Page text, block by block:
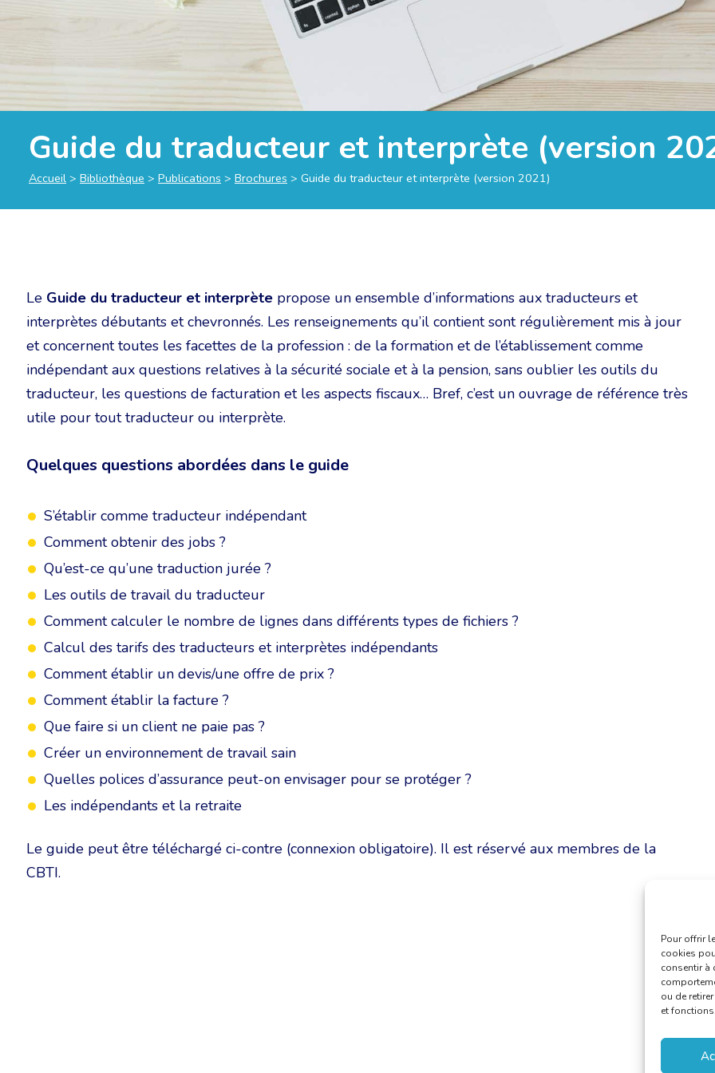
Pour offrir
cookies
consentir à
ou de
et
Guide du traducteur et interprète (version
Accueil > Bibliothèque > Publications > Brochures > Guide du traducteur et interprète (version 2021)
Le Guide du traducteur et interprète propose un ensemble d’informations aux traducteurs et
interprètes débutants et chevronnés. Les renseignements qu’il contient sont régulièrement mis à jour
et concernent toutes les facettes de la profession : de la formation et de l’établissement comme
indépendant aux questions relatives à la sécurité sociale et à la pension, sans oublier les outils du
traducteur, les questions de facturation et les aspects fiscaux… Bref, c’est un ouvrage de référence très
utile pour tout traducteur ou interprète.
Quelques questions abordées dans le guide
S’établir comme traducteur indépendant
Comment obtenir des jobs ?
Qu’est-ce qu’une traduction jurée ?
Les outils de travail du traducteur
Comment calculer le nombre de lignes dans différents types de fichiers ?
Calcul des tarifs des traducteurs et interprètes indépendants
Comment établir un devis/une offre de prix ?
Comment établir la facture ?
Que faire si un client ne paie pas ?
Créer un environnement de travail sain
Quelles polices d’assurance peut-on envisager pour se protéger ?
Les indépendants et la retraite
Le guide peut être téléchargé ci-contre (connexion obligatoire). Il est réservé aux membres de la
CBTI.